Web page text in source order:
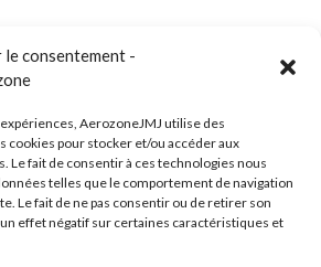
le consentement -
AerozoneJMJ utilise des
cookies pour stocker et/ou accéder aux
Le fait de consentir à ces technologies nous
telles que le comportement de navigation
Le fait de ne pas consentir ou de retirer son
effet négatif sur certaines caractéristiques et